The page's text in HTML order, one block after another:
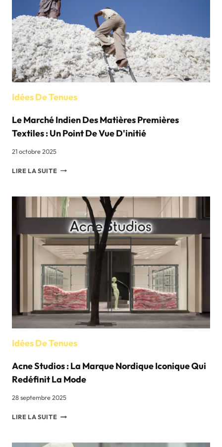
DES
PAYS
EUROPÉENS
Idées De Tenues
Le Marché Indien Des Matières Premières
Textiles : Un Point De Vue D'initié
21 octobre 2025
LIRE LA SUITELE
DES
MATIÈRES
PREMIÈRES
TEXTILES
:
UN
POINT
DE
VUE
D'INITIÉ
Idées De Tenues
Acne Studios : La Marque Nordique Iconique Qui
Redéfinit La Mode
28 septembre 2025
LIRE LA SUITEACNE
LA